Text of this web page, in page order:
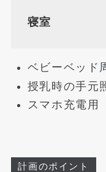
寝室
ベビーベッド
授乳時の手元
スマホ充電用
計画のポイント